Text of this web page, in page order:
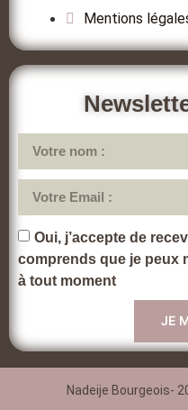
Mentions
Oui, j’accepte de
comprends que je peux
à tout moment
JE
Nadeije Bourgeois-